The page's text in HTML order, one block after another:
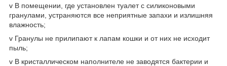
v В помещении, где установлен туалет с силиконовыми
гранулами, устраняются все неприятные запахи и излишняя
влажность;
v Гранулы не прилипают к лапам кошки и от них не исходит
пыль;
v В кристаллическом наполнителе не заводятся бактерии и